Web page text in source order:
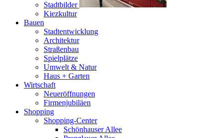
Stadtbilder
Kiezkultur
Bauen
Stadtentwicklung
Architektur
Straßenbau
Spielplätze
Umwelt & Natur
Haus + Garten
Wirtschaft
Neueröffnungen
Firmenjubiläen
Shopping
Shopping-Center
Schönhauser Allee